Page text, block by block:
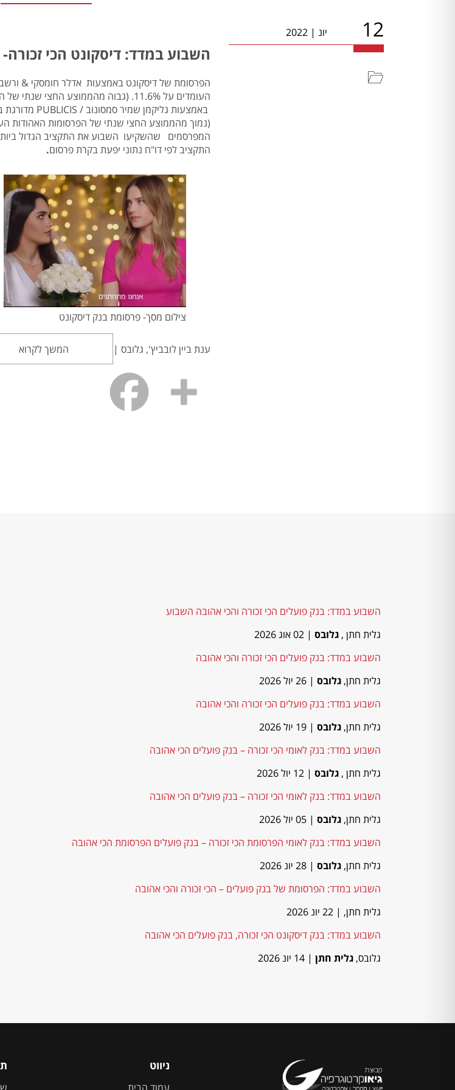
12 יונ |
2022
השבוע במדד: דיסקונט הכי זכורה- ביטוח 9
הפרסומת של דיסקונט באמצעות אדלר חומסקי &
(נמוך מהממוצע החצי שנתי של הפרסומות האהודות העומד
התקציב לפי דו"ח נתוני יפעת בקרת פרסום.
צילום מסך- פרסומת בנק דיסקונט
ענת ביין לובביץ', גלובס | המשך לקרוא
השבוע במדד: בנק פועלים הכי זכורה והכי אהובה השבוע
גלית חתן , גלובס | 02 אוג 2026
השבוע במדד: בנק פועלים הכי זכורה והכי אהובה
גלית חתן, גלובס | 26 יול 2026
השבוע במדד: בנק פועלים הכי זכורה והכי אהובה
גלית חתן, גלובס | 19 יול 2026
השבוע במדד: בנק לאומי הכי זכורה – בנק פועלים הכי אהובה
גלית חתן , גלובס | 12 יול 2026
השבוע במדד: בנק לאומי הכי זכורה – בנק פועלים הכי אהובה
גלית חתן, גלובס | 05 יול 2026
השבוע במדד: בנק לאומי הפרסומת הכי זכורה – בנק פועלים הפרסומת הכי אהובה
גלית חתן, גלובס | 28 יונ 2026
השבוע במדד: הפרסומת של בנק פועלים – הכי זכורה והכי אהובה
גלית חתן, | 22 יונ 2026
השבוע במדד: בנק דיסקונט הכי זכורה, בנק פועלים הכי אהובה
גלובס, גלית חתן | 14 יונ 2026
ניווט